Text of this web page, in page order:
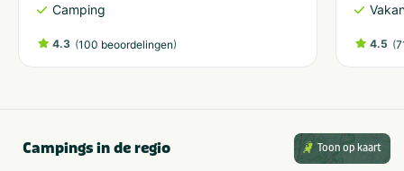
Camping
4.3 (100 beoordelingen) 4.5 (
Campings in de regio Toon op kaart